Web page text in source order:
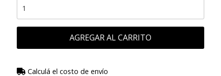
AGREGAR AL CARRITO
Calculá el costo de envío